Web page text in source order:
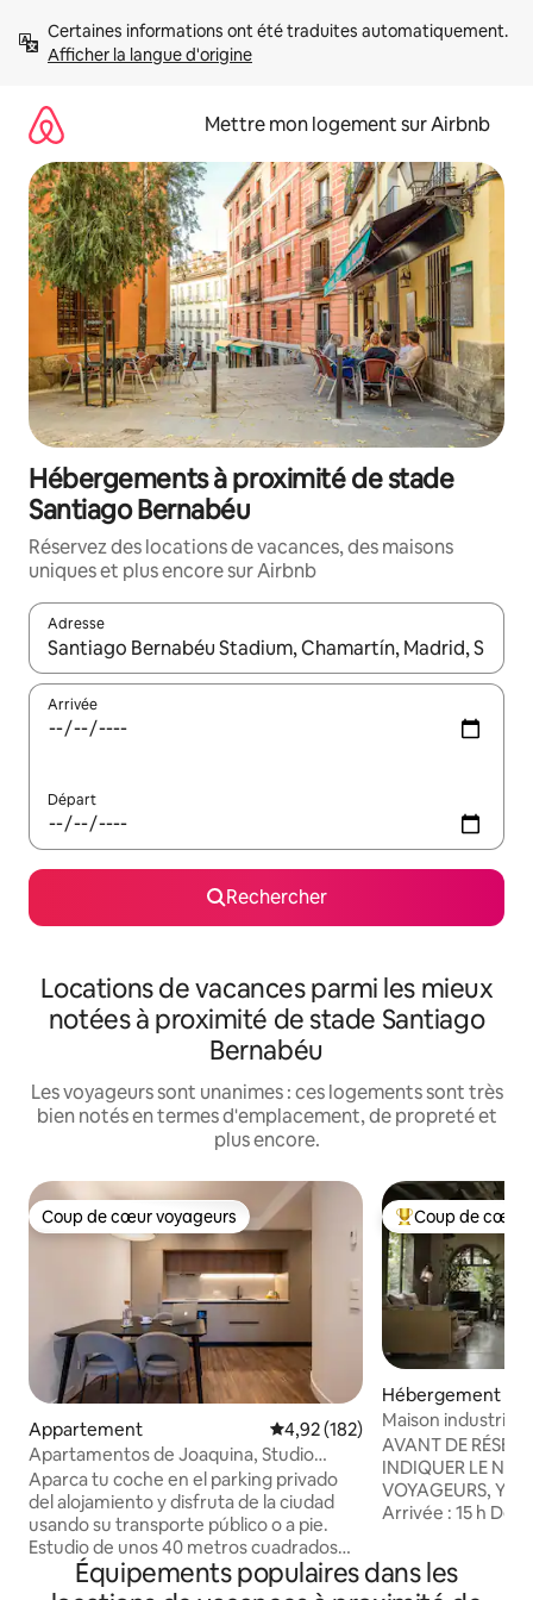
directement
Afficher la langue d'origine
Mettre mon logement sur Airbnb
Hébergements à proximité de stade
Santiago Bernabéu
Réservez des locations de vacances, des maisons
uniques et plus encore sur Airbnb
Adresse
Lorsque les résultats s'affichent, utilisez les flèches vers le
Arrivée
Départ
Rechercher
Locations de vacances parmi les mieux
notées à proximité de stade Santiago
Bernabéu
Les voyageurs sont unanimes : ces logements sont très
bien notés en termes d'emplacement, de propreté et
plus encore.
Coup de cœur voyageurs
Coup de cœur voyageurs
Appartement Évaluation moyenne sur la
4,92 (182)
Apartamentos de Joaquina, Studio
élégant à 2 pas...
Aparca tu coche en el parking privado
del alojamiento y disfruta de la ciudad
usando su transporte público o a pie.
Estudio de unos 40 metros cuadrados
con habitación doble independiente,
baño independiente y salón comedor.
Coups de cœur
Coup de cœur
Hébergement
Maison
AVANT DE
INDIQUER LE
VOYAGEURS, Y
Arrivée : 15 h Départ : 12 h
PHOTO,
PUBLICITÉS,
Équipements populaires dans les